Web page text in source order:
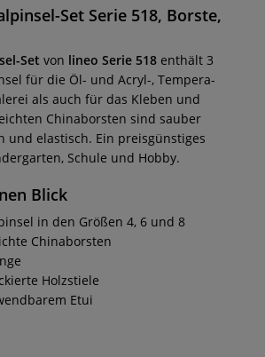
Set Serie 518, Borste,
Set von lineo Serie 518 enthält 3
für die Öl- und Acryl-, Tempera-
als auch für das Kleben und
Chinaborsten sind sauber
und elastisch. Ein preisgünstiges
Schule und Hobby.
Blick
in den Größen 4, 6 und 8
Chinaborsten
Holzstiele
Etui